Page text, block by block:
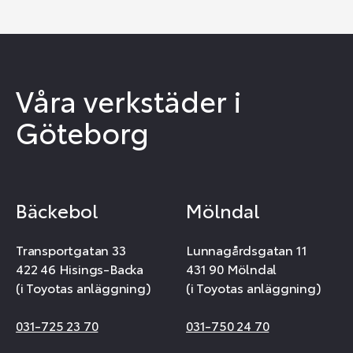
Våra verkstäder i
Göteborg
Bäckebol
Transportgatan 33
422 46 Hisings-Backa
(i Toyotas anläggning)
031-725 23 70
Mölndal
Lunnagårdsgatan 11
431 90 Mölndal
(i Toyotas anläggning)
031-750 24 70